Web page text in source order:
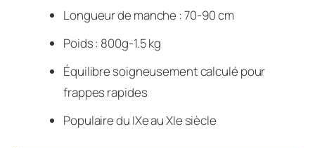
Longueur de manche : 70-90 cm
Poids : 800g-1.5 kg
Équilibre soigneusement calculé pour
frappes rapides
Populaire du IXe au XIe siècle